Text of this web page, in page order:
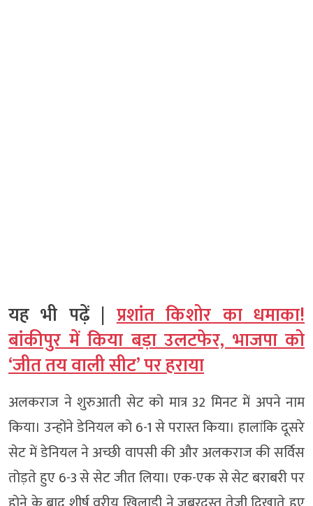
यह भी पढ़ें |प्रशांत किशोर का धमाका!
बांकीपुर में किया बड़ा उलटफेर, भाजपा को
‘जीत तय वाली सीट’ पर हराया
अलकराज ने शुरुआती सेट को मात्र 32 मिनट में अपने नाम
किया। उन्होंने डेनियल को 6-1 से परास्त किया। हालांकि दूसरे
सेट में डेनियल ने अच्छी वापसी की और अलकराज की सर्विस
तोड़ते हुए 6-3 से सेट जीत लिया। एक-एक से सेट बराबरी पर